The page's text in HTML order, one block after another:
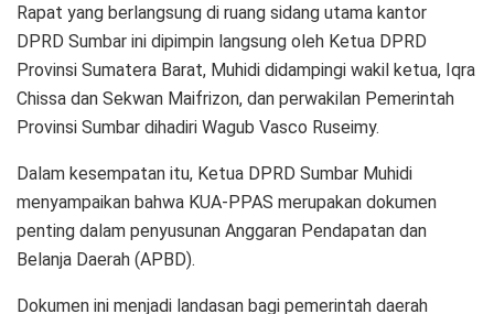
Rapat yang berlangsung di ruang sidang utama kantor
DPRD Sumbar ini dipimpin langsung oleh Ketua DPRD
Provinsi Sumatera Barat, Muhidi didampingi wakil ketua, Iqra
Chissa dan Sekwan Maifrizon, dan perwakilan Pemerintah
Provinsi Sumbar dihadiri Wagub Vasco Ruseimy.
Dalam kesempatan itu, Ketua DPRD Sumbar Muhidi
menyampaikan bahwa KUA-PPAS merupakan dokumen
penting dalam penyusunan Anggaran Pendapatan dan
Belanja Daerah (APBD).
Dokumen ini menjadi landasan bagi pemerintah daerah